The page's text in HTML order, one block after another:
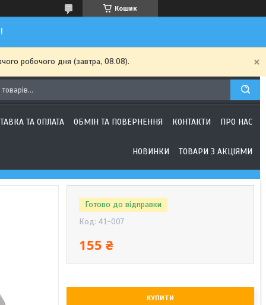
Кошик
робочого дня (завтра, 08.08).
ТА ОПЛАТА ОБМІН ТА ПОВЕРНЕННЯ КОНТАКТИ ПРО НАС
НОВИНКИ ТОВАРИ З АКЦІЯМИ
Готово до відправки
Код: 41-007
155 ₴
КУПИТИ